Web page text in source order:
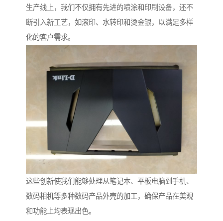
生产线上，我们不仅拥有先进的喷涂和印刷设备，还不
断引入新工艺，如滚印、水转印和烫金银，以满足多样
化的客户需求。
这些创新使我们能够处理从笔记本、平板电脑到手机、
数码相机等多种数码产品外壳的加工，确保产品在美观
和功能上均表现出色。